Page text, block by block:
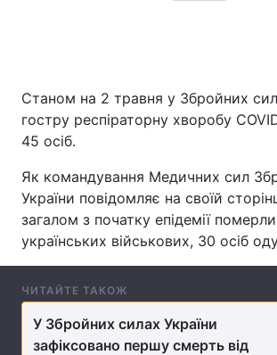
Головна
Україна Політика
Економіка Світ
Техно і зв'язок Лайт
Зброя Інциденти
Станом на 2 травня у Збройних
гостру респіраторну хворобу
45 осіб.
Як командування Медичних сил
України повідомляє на своїй
загалом з початку епідемії
українських військових, 30 осіб
ЧИТАЙТЕ ТАКОЖ
У Збройних силах України
зафіксовано першу смерть від